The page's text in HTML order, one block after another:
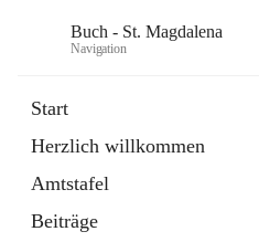
Buch - St. Magdalena
Navigation
Start
Herzlich willkommen
Amtstafel
Beiträge
11 Schnellzugriffe
Bürgerservice